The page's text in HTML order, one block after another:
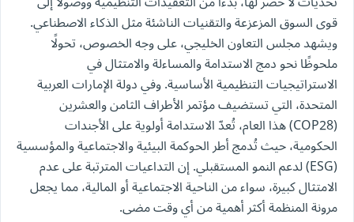
قوى السوق المزعزعة والتقنيات الناشئة مثل الذكاء الاصطناعي.
ويشهد مجلس التعاون الخليجي، على وجه الخصوص، تحولًا
ملحوظًا نحو دمج الاستدامة والمساءلة والامتثال في
الاستراتيجيات التنظيمية الأساسية. وفي دولة الإمارات العربية
المتحدة، التي تستضيف مؤتمر الأطراف الثامن والعشرين
(COP28) هذا العام، تُعدّ الاستدامة أولوية على الأجندات
الحكومية، حيث تُدمج أطر الحوكمة البيئية والاجتماعية والمؤسسية
(ESG) لدعم النمو المستقبلي. إن التداعيات المترتبة على عدم
الامتثال كبيرة، سواء من الناحية الاجتماعية أو المالية، مما يجعل
مرونة المنظمة أكثر أهمية من أي وقت مضى.